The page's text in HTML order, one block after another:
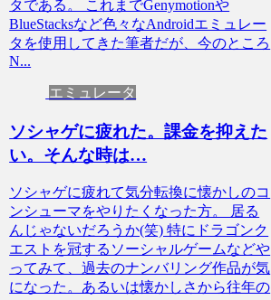
タである。 これまでGenymotionや
BlueStacksなど色々なAndroidエミュレー
タを使用してきた筆者だが、今のところ
N...
エミュレータ
ソシャゲに疲れた。課金を抑えた
い。そんな時は…
ソシャゲに疲れて気分転換に懐かしのコ
ンシューマをやりたくなった方。 居る
んじゃないだろうか(笑) 特にドラゴンク
エストを冠するソーシャルゲームなどや
ってみて、過去のナンバリング作品が気
になった。あるいは懐かしさから往年の